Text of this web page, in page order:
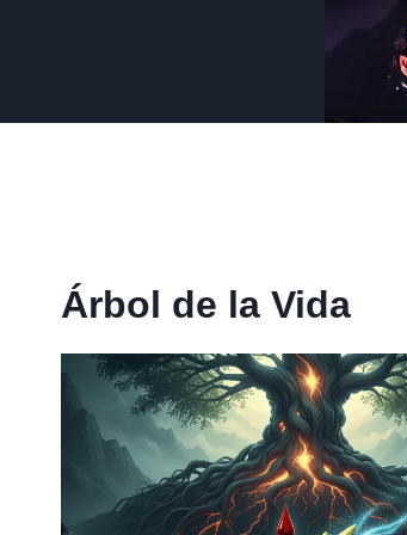
Árbol de la Vida